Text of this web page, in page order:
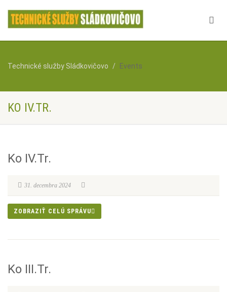
Technické služby Sládkovičovo Events
KO IV.TR.
Ko IV.Tr.
31. decembra 2024
ZOBRAZIŤ CELÚ SPRÁVU
Ko III.Tr.